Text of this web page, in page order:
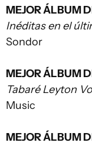
MEJOR ÁLBUM
Inéditas en el
Sondor
MEJOR ÁLBUM
Tabaré Leyton
Music
MEJOR ÁLBUM